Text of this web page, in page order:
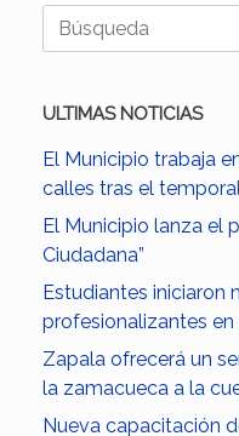
Buscar:
ULTIMAS NOTICIAS
El Municipio trabaja
calles tras el
El Municipio lanza el
Ciudadana”
Estudiantes iniciaron
profesionalizantes en
Zapala ofrecerá un
la zamacueca a la
Nueva capacitación